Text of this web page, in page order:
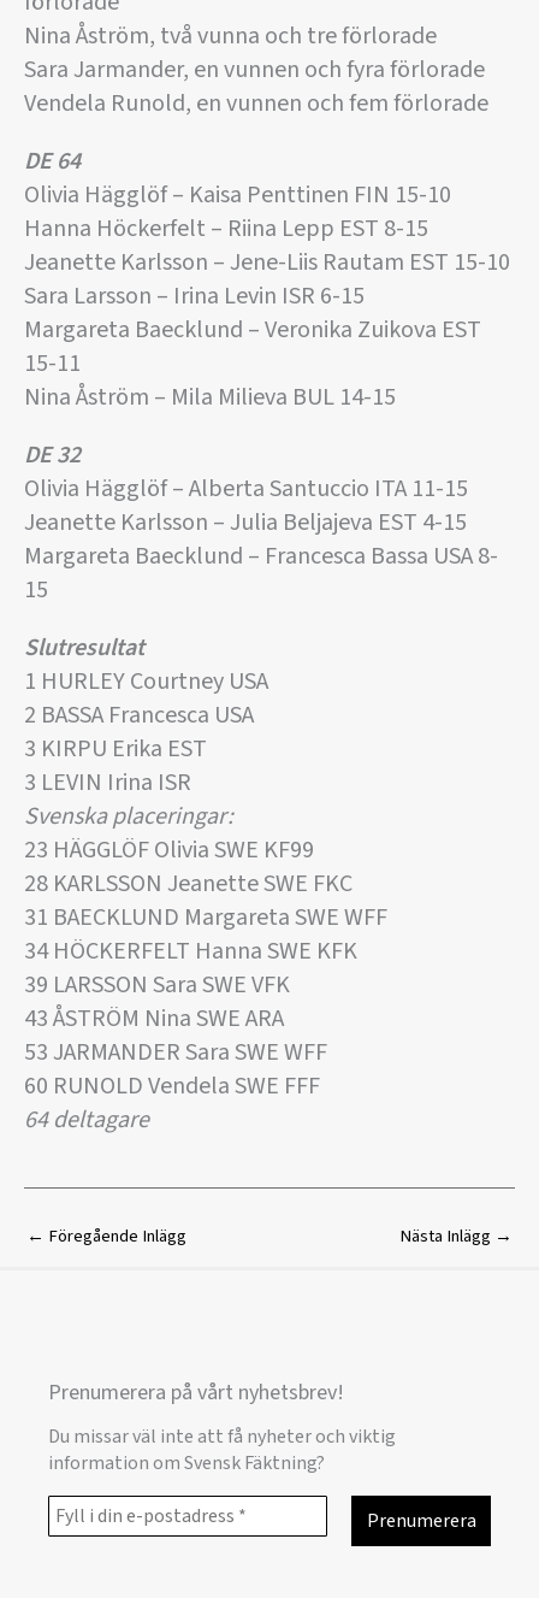
Nina Åström, två vunna och tre förlorade
Sara Jarmander, en vunnen och fyra förlorade
Vendela Runold, en vunnen och fem förlorade
DE 64
Olivia Hägglöf – Kaisa Penttinen FIN 15-10
Hanna Höckerfelt – Riina Lepp EST 8-15
Jeanette Karlsson – Jene-Liis Rautam EST 15-10
Sara Larsson – Irina Levin ISR 6-15
Margareta Baecklund – Veronika Zuikova EST
15-11
Nina Åström – Mila Milieva BUL 14-15
DE 32
Olivia Hägglöf – Alberta Santuccio ITA 11-15
Jeanette Karlsson – Julia Beljajeva EST 4-15
Margareta Baecklund – Francesca Bassa USA 8-
15
Slutresultat
1 HURLEY Courtney USA
2 BASSA Francesca USA
3 KIRPU Erika EST
3 LEVIN Irina ISR
Svenska placeringar:
23 HÄGGLÖF Olivia SWE KF99
28 KARLSSON Jeanette SWE FKC
31 BAECKLUND Margareta SWE WFF
34 HÖCKERFELT Hanna SWE KFK
39 LARSSON Sara SWE VFK
43 ÅSTRÖM Nina SWE ARA
53 JARMANDER Sara SWE WFF
60 RUNOLD Vendela SWE FFF
64 deltagare
← Föregående Inlägg Nästa Inlägg →
Prenumerera på vårt nyhetsbrev!
Du missar väl inte att få nyheter och viktig
information om Svensk Fäktning?